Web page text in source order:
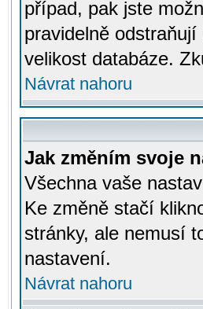
případ, pak jste
pravidelně
velikost databáze.
Návrat nahoru
Jak změním svoje
Všechna vaše
Ke změně stačí
stránky, ale nemusí
nastavení.
Návrat nahoru